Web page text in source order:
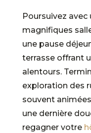
Poursuivez
magnifiques
une pause
terrasse offrant
alentours.
exploration des
souvent
une dernière
regagner votre